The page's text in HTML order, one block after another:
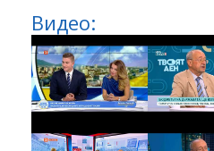
Видео: